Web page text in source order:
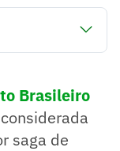
Fluminense
Brasileiro
saga de